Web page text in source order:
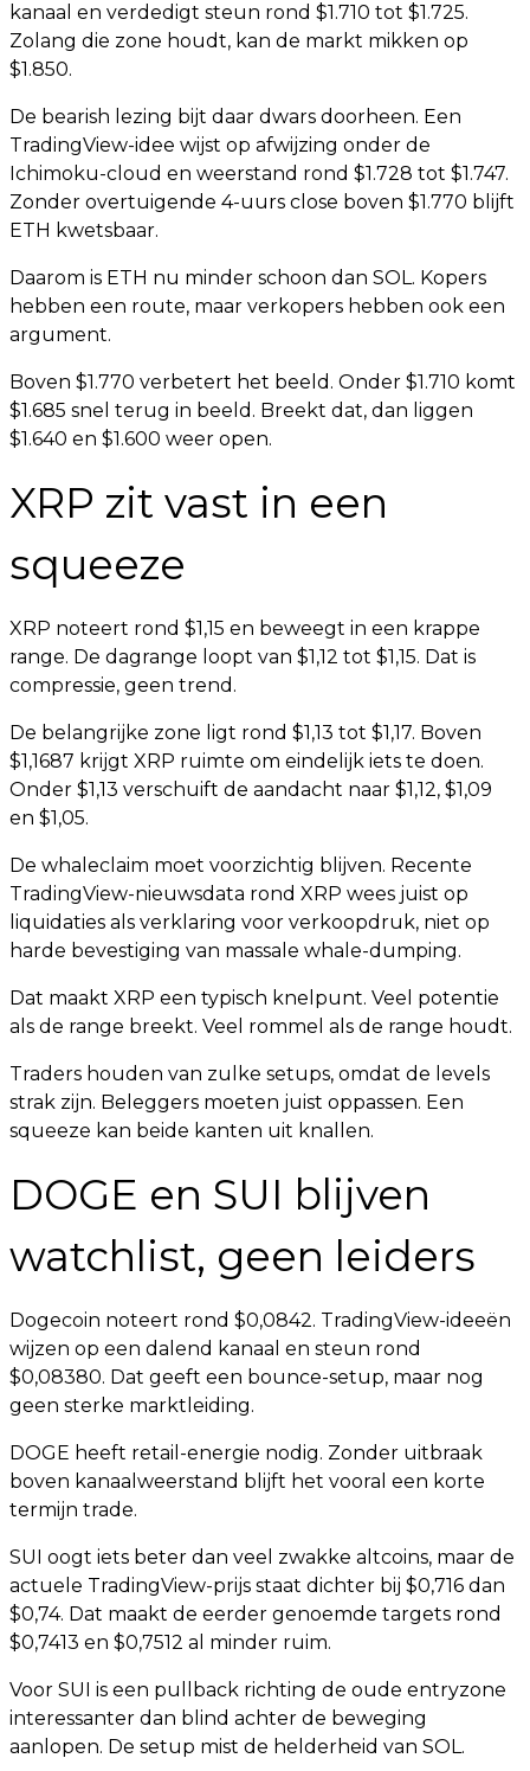
kanaal en verdedigt steun rond $1.710 tot $1.725.
Zolang die zone houdt, kan de markt mikken op
$1.850.
De bearish lezing bijt daar dwars doorheen. Een
TradingView-idee wijst op afwijzing onder de
Ichimoku-cloud en weerstand rond $1.728 tot $1.747.
Zonder overtuigende 4-uurs close boven $1.770 blijft
ETH kwetsbaar.
Daarom is ETH nu minder schoon dan SOL. Kopers
hebben een route, maar verkopers hebben ook een
argument.
Boven $1.770 verbetert het beeld. Onder $1.710 komt
$1.685 snel terug in beeld. Breekt dat, dan liggen
$1.640 en $1.600 weer open.
XRP zit vast in een
squeeze
XRP noteert rond $1,15 en beweegt in een krappe
range. De dagrange loopt van $1,12 tot $1,15. Dat is
compressie, geen trend.
De belangrijke zone ligt rond $1,13 tot $1,17. Boven
$1,1687 krijgt XRP ruimte om eindelijk iets te doen.
Onder $1,13 verschuift de aandacht naar $1,12, $1,09
en $1,05.
De whaleclaim moet voorzichtig blijven. Recente
TradingView-nieuwsdata rond XRP wees juist op
liquidaties als verklaring voor verkoopdruk, niet op
harde bevestiging van massale whale-dumping.
Dat maakt XRP een typisch knelpunt. Veel potentie
als de range breekt. Veel rommel als de range houdt.
Traders houden van zulke setups, omdat de levels
strak zijn. Beleggers moeten juist oppassen. Een
squeeze kan beide kanten uit knallen.
DOGE en SUI blijven
watchlist, geen leiders
Dogecoin noteert rond $0,0842. TradingView-ideeën
wijzen op een dalend kanaal en steun rond
$0,08380. Dat geeft een bounce-setup, maar nog
geen sterke marktleiding.
DOGE heeft retail-energie nodig. Zonder uitbraak
boven kanaalweerstand blijft het vooral een korte
termijn trade.
SUI oogt iets beter dan veel zwakke altcoins, maar de
actuele TradingView-prijs staat dichter bij $0,716 dan
$0,74. Dat maakt de eerder genoemde targets rond
$0,7413 en $0,7512 al minder ruim.
Voor SUI is een pullback richting de oude entryzone
interessanter dan blind achter de beweging
aanlopen. De setup mist de helderheid van SOL.